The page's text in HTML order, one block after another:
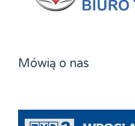
Mówią o nas